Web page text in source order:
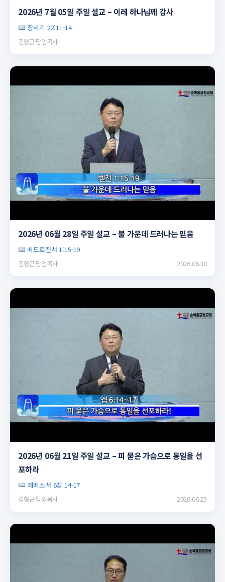
▶
2026년 7월 05일 주일 설교 – 이레 하나님께 감사
창세기 22:11-14
김형근 담임목사
▶
2026년 06월 28일 주일 설교 – 불 가운데 드러나는 믿음
베드로전서 1:15-19
김형근 담임목사 2026.06.30
▶
2026년 06월 21일 주일 설교 – 피 묻은 가슴으로 통일을 선
포하라
에베소서 6장 14-17
김형근 담임목사 2026.06.25